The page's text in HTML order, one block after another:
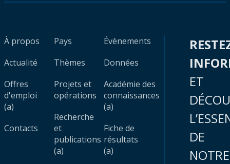
À propos
Actualité
Offres
d'emploi
(a)
Contacts
Pays
Thèmes
Projets et
opérations
Recherche
et
publications
(a)
Évènements
Données
Académie des
connaissances
(a)
Fiche de
résultats
(a)
ET
DE
NOTRE